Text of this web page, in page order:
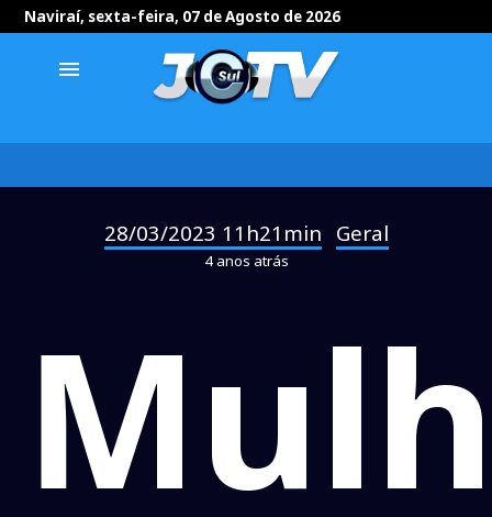
Naviraí, sexta-feira, 07 de Agosto de 2026
menu
28/03/2023 11h21min Geral
4 anos atrás